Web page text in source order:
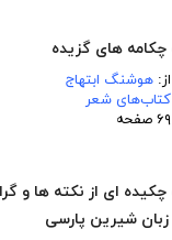
چکامه های گزیده
از: هوشنگ ابتهاج
کتاب‌های شعر
۶۹ صفحه
چکیده ای از نکته ها و
زبان شیرین پارسی